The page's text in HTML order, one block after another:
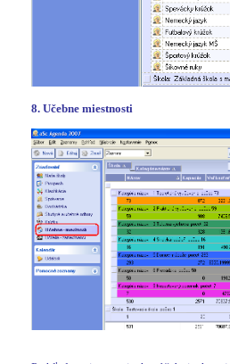
8. Učebne miestnosti